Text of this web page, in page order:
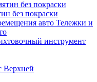
без покраски
Тележки и
инструмент